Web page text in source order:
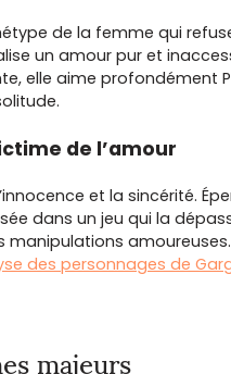
de la femme qui
un amour pur et
elle aime profondément
de l’amour
et la sincérité.
dans un jeu qui la
manipulations amoureuses.
des personnages de